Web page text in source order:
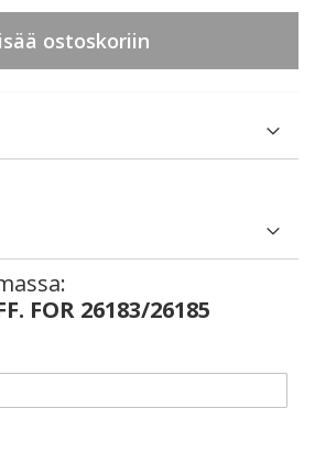
ostoskoriin
FOR 26183/26185